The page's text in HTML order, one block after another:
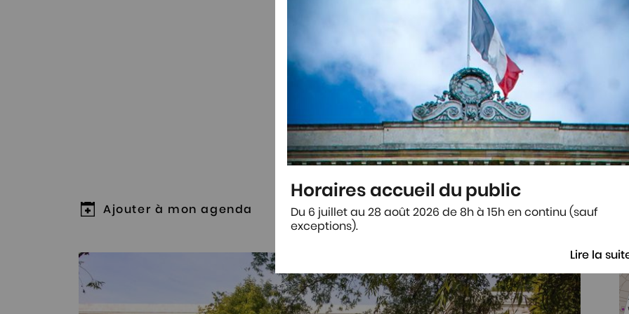
Rendez-vous à 15h30 à l'Office de Tourisme Destination
Le 28 oct. 2026
Ajouter à mon agenda
Horaires accueil du public
Du 6 juillet au 28 août 2026 de 8h à 15h en continu (sauf
exceptions).
Lire la